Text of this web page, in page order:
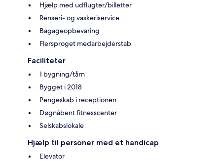
Hjælp med udflugter/billetter
Renseri- og vaskeriservice
Bagageopbevaring
Flersproget medarbejderstab
Faciliteter
1 bygning/tårn
Bygget i 2018
Pengeskab i receptionen
Døgnåbent fitnesscenter
Selskabslokale
Hjælp til personer med et handicap
Elevator